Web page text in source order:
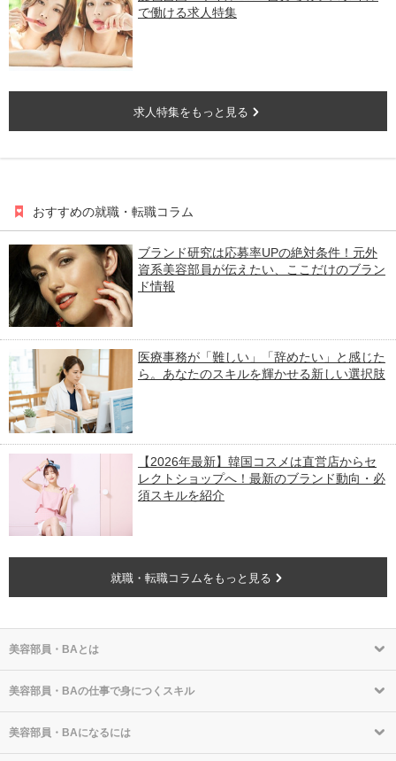
で働ける求人特集
求人特集をもっと見る
おすすめの就職・転職コラム
ブランド研究は応募率UPの絶対条件！元外
資系美容部員が伝えたい、ここだけのブラン
ド情報
医療事務が「難しい」「辞めたい」と感じた
ら。あなたのスキルを輝かせる新しい選択肢
【2026年最新】韓国コスメは直営店からセ
レクトショップへ！最新のブランド動向・必
須スキルを紹介
就職・転職コラムをもっと見る
美容部員・BAとは
美容部員・BAの仕事で身につくスキル
美容部員・BAになるには